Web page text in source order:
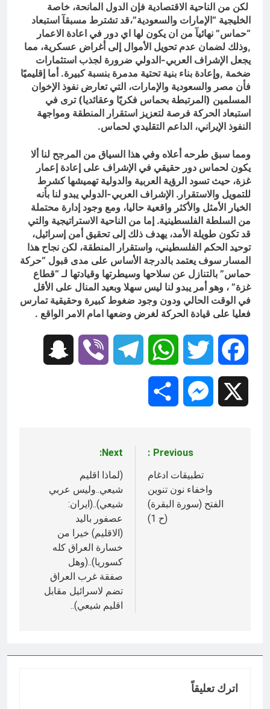
لكن من الناحية الاقتصادية فإن الدول المانحة، خاصة
الخليجية “الإمارات والسعودية”،قد تشترط مسبقآ استبعاد
“حماس” نهائيآ من ان يكون لها اي دور في اعادة الاعمار
,وذلك لضمان عدم تحويل الأموال إلى أغراض عسكرية، مما
يجعل الإشراف العربي-الدولي ضرورة لجذب استثمارات
ضخمة ,وإعادة بناء بنية تحتية مدمرة بنسبة كبيرة. أما إقليميًا
فأن مصر والسعودية والإمارات، التي تعارض نفوذ الإخوان
المسلمين (المرتبطة بحماس فكريًا وعقائديا) ترى في
استبعاد الحركة فرصة لتعزيز استقرار المنطقة ومواجهة
النفوذ الإيراني، الداعم التقليدي لحماس.
ومما سبق طرحه أعلاه وفي هذا السياق من المرجح لنا ألا
يكون لحماس دور حقيقي في الإشراف على إعادة إعمار
غزة، حيث تسود الرؤية العربية والدولية تهميشها كشرط
للتمويل والاستقرار. الإشراف العربي-الدولي يبدو لنا بأنه
الخيار الأمثل والأكثر واقعية حاليا، ومع وجود إدارة محتملة
من السلطة الفلسطينية. إما من الناحية الاستراتيجية والتي
قد تكون طويلة الأمد، يهدف ذلك إلى تحقيق أمن إسرائيل،
توحيد الحكم الفلسطيني، واستقرار المنطقة، لكن نجاح هذا
المسار سوف يعتمد بالدرجة الأساس على مدى قبول “حركة
حماس” بالتنازل عن سلاحها وسيطرتها وقيادتها لـ “قطاع
غزة” ، وهو أمر يبدو لنا ليس سهلا وبعيد المنال على الأقل
في الوقت الحالي ودون وجود ضغوط كبيرة وحقيقية تمارس
فعليا على قيادة الحركة لغرض وضعها امام الامر الواقع .
Facebook
Twitter
WhatsApp
Telegram
Viber
Messenger
المقالات
Previous:
تطبيقات ادغام
واخفاء نون تنوين
الفتح (سورة البقرة)
(ح 1)
Next:
(لماذا اقليم
شيعي..وليس عربي
شيعي)..(ايران:
عصفور باليد
(الاقليم) خيرا من
خسارة العراق كله
كسوريا)..(وهل
صفقة غرب العراق
تضم لاسرائيل مقابل
اقليم شيعي)..
اترك تعليقاً